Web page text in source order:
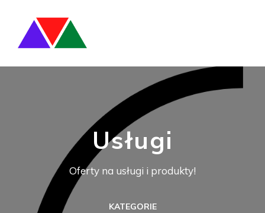
Usługi
Oferty na usługi i produkty!
KATEGORIE